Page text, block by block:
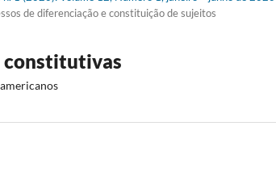
de diferenciação e constituição de sujeitos
constitutivas